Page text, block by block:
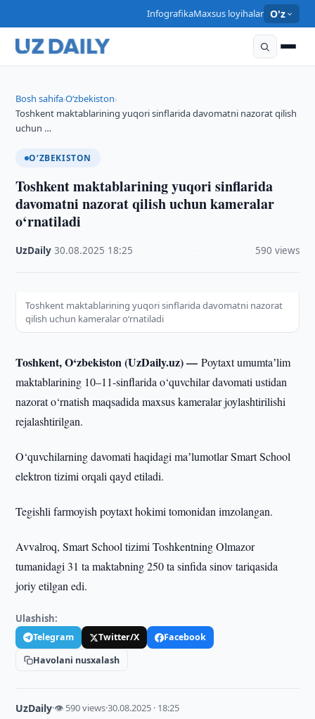
InfografikaMaxsus loyihalar O'z
Bosh sahifa›O‘zbekiston›
Toshkent maktablarining yuqori sinflarida davomatni nazorat qilish
uchun …
O‘ZBEKISTON
Toshkent maktablarining yuqori sinflarida
davomatni nazorat qilish uchun kameralar
o‘rnatiladi
UzDaily ·30.08.2025 18:25 590 views
Toshkent maktablarining yuqori sinflarida davomatni nazorat
qilish uchun kameralar o‘rnatiladi
Toshkent, O‘zbekiston (UzDaily.uz) —Poytaxt umumtaʼlim
maktablarining 10–11-sinflarida o‘quvchilar davomati ustidan
nazorat o‘rnatish maqsadida maxsus kameralar joylashtirilishi
rejalashtirilgan.
O‘quvchilarning davomati haqidagi maʼlumotlar Smart School
elektron tizimi orqali qayd etiladi.
Tegishli farmoyish poytaxt hokimi tomonidan imzolangan.
Avvalroq, Smart School tizimi Toshkentning Olmazor
tumanidagi 31 ta maktabning 250 ta sinfida sinov tariqasida
joriy etilgan edi.
Ulashish:
Telegram Twitter/X
Facebook
Havolani nusxalash
UzDaily·👁 590 views·30.08.2025 · 18:25